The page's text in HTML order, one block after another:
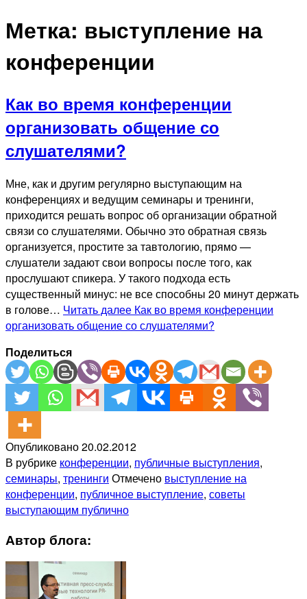
Метка: выступление на
конференции
Как во время конференции
организовать общение со
слушателями?
Мне, как и другим регулярно выступающим на
конференциях и ведущим семинары и тренинги,
приходится решать вопрос об организации обратной
связи со слушателями. Обычно это обратная связь
организуется, простите за тавтологию, прямо —
слушатели задают свои вопросы после того, как
прослушают спикера. У такого подхода есть
существенный минус: не все способны 20 минут держать
в голове… Читать далее Как во время конференции
организовать общение со слушателями?
Поделиться
Опубликовано20.02.2012
В рубрике конференции, публичные выступления,
семинары, тренинги Отмечено выступление на
конференции, публичное выступление, советы
выступающим публично
Автор блога: